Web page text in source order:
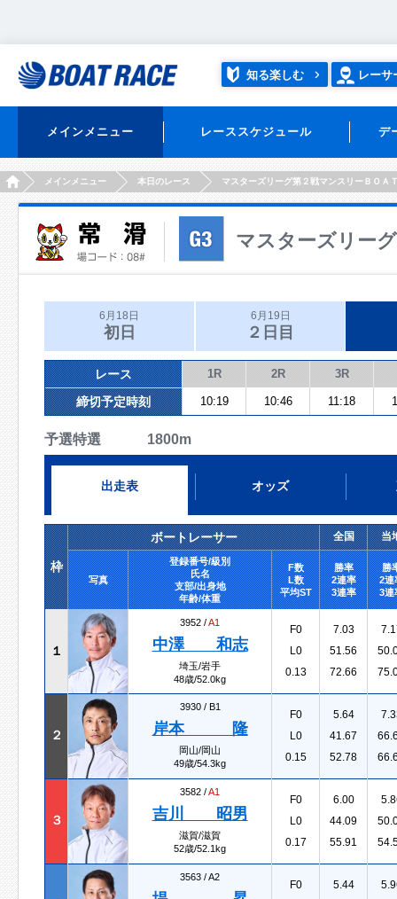
知る楽しむ レーサ
メインメニュー レーススケジュール デ
HOMEメインメニュー 本日のレース マスターズリーグ第２戦マンスリーＢＯＡ
マスターズリー
6月18日
初日
6月19日
２日目
レース 1R 2R 3R
締切予定時刻 10:19 10:46 11:18
予選特選 1800m
出走表 オッズ
枠
ボートレーサー 全国 当
写真
登録番号/級別
氏名
支部/出身地
年齢/体重
F数
L数
平均ST
勝率
2連率
3連率
勝
2連
3連
１
3952 /A1
中澤 和志
埼玉/岩手
48歳/52.0kg
F0
L0
0.13
7.03
51.56
72.66
２
3930 / B1
岸本 隆
岡山/岡山
49歳/54.3kg
F0
L0
0.15
5.64
41.67
52.78
３
3582 /A1
吉川 昭男
滋賀/滋賀
52歳/52.1kg
F0
L0
0.17
6.00
44.09
55.91
3563 /A2
F0
5.44